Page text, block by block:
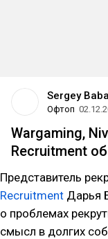
Sergey
Офтоп
Wargaming,
Recruitment
Представитель
Recruitment Дарья
о проблемах
смысл в долгих